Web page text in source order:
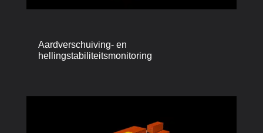
Aardverschuiving- en
hellingstabiliteitsmonitoring